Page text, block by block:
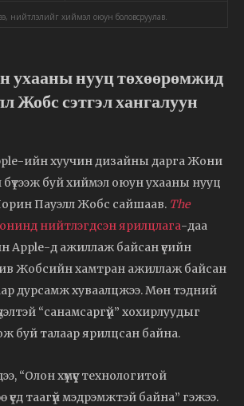
нийтлэлийг хиймэл оюун боловсруулав.
ухааны нууц төхөөрөмжид
Жобс сэтгэл хангалуун
ийн хуучин дизайны дарга Жони
буй хиймэл оюун ухааны нууц
Пауэлл Жобс сайшаав. The
нийтлэгдсэн ярилцлага-даа
Apple-д ажиллаж байсан үеийн
Жобсийн хамтран ажиллаж байсан
дурсамж хуваалцжээ. Мөн тэдний
“санамсаргүй” хохирлуудыг
буй талаар ярилцсан байна.
“Олон хүмүүс технологитой
үед таагүй мэдрэмжтэй байна” гэжээ.